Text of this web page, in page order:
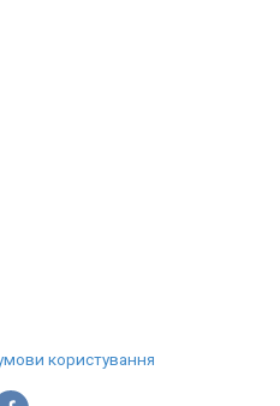
користування